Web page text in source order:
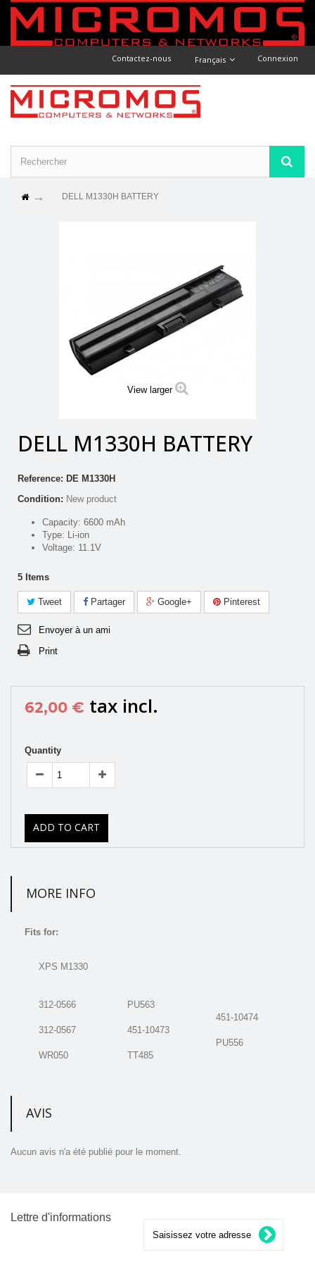
Connexion
Français
Contactez-nous
DELL M1330H BATTERY
View larger
DELL M1330H BATTERY
Reference: DE M1330H
Condition: New product
Capacity: 6600 mAh
Type: Li-ion
Voltage: 11.1V
5 Items
Tweet Partager Google+ Pinterest
Envoyer à un ami
Print
62,00 € tax incl.
Quantity
ADD TO CART
MORE INFO
Fits for:
XPS M1330
312-0566
312-0567
WR050
PU563
451-10473
TT485
451-10474
PU556
AVIS
Aucun avis n'a été publié pour le moment.
Lettre d'informations